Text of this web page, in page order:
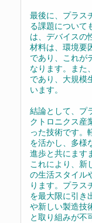
最後に、プラス
る課題について
は、デバイスの
材料は、環境要
であり、これが
なります。また
であり、大規模
います。
結論として、プ
クトロニクス産
った技術です。
を活かし、多様
進歩と共にます
これにより、新
の生活スタイル
ります。プラス
を最大限に引き
や新しい製造技
と取り組みが不